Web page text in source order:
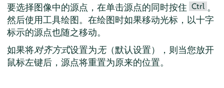
要选择图像中的源点，在单击源点的同时按住 Ctrl 。
然后使用工具绘图。在绘图时如果移动光标，以十字
标示的源点也随之移动。
如果将对齐方式设置为无（默认设置），则当您放开
鼠标左键后，源点将重置为原来的位置。